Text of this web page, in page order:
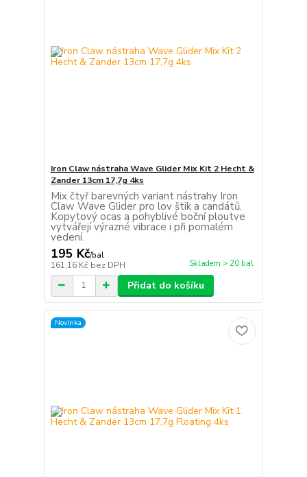
Iron Claw nástraha Wave Glider Mix Kit 2 Hecht &
Zander 13cm 17,7g 4ks
Mix čtyř barevných variant nástrahy Iron
Claw Wave Glider pro lov štik a candátů.
Kopytový ocas a pohyblivé boční ploutve
vytvářejí výrazné vibrace i při pomalém
vedení.
195 Kč/bal
161,16 Kč bez DPH Skladem > 20 bal
Přidat do košíku
Novinka